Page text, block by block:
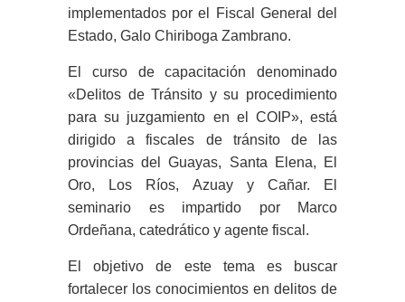
implementados por el Fiscal General del
Estado, Galo Chiriboga Zambrano.
El curso de capacitación denominado
«Delitos de Tránsito y su procedimiento
para su juzgamiento en el COIP», está
dirigido a fiscales de tránsito de las
provincias del Guayas, Santa Elena, El
Oro, Los Ríos, Azuay y Cañar. El
seminario es impartido por Marco
Ordeñana, catedrático y agente fiscal.
El objetivo de este tema es buscar
fortalecer los conocimientos en delitos de